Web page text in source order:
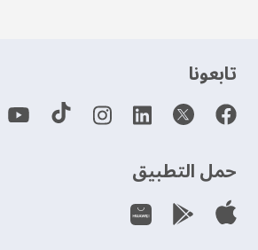
‫تابعونا‬
حمل التطبيق